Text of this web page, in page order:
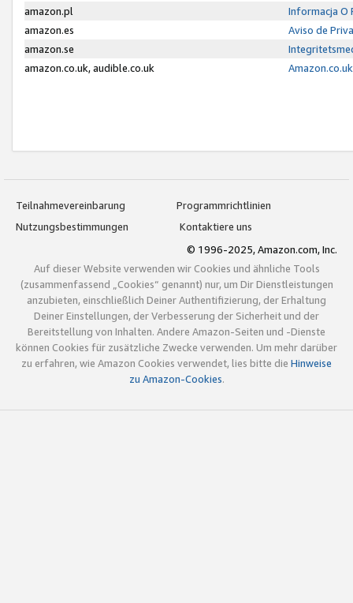
amazon.pl
Informacja O
amazon.es
Aviso de
amazon.se
amazon.co.uk, audible.co.uk
Teilnahmevereinbarung
Programmrichtlinien
Nutzungsbestimmungen
Kontaktiere uns
© 1996-2025, Amazon.com, Inc.
Auf dieser Website verwenden wir Cookies und ähnliche Tools
(zusammenfassend „Cookies“ genannt) nur, um Dir Dienstleistungen
anzubieten, einschließlich Deiner Authentifizierung, der Erhaltung
Deiner Einstellungen, der Verbesserung der Sicherheit und der
Bereitstellung von Inhalten. Andere Amazon-Seiten und -Dienste
können Cookies für zusätzliche Zwecke verwenden. Um mehr darüber
zu erfahren, wie Amazon Cookies verwendet, lies bitte die Hinweise
zu Amazon-Cookies.